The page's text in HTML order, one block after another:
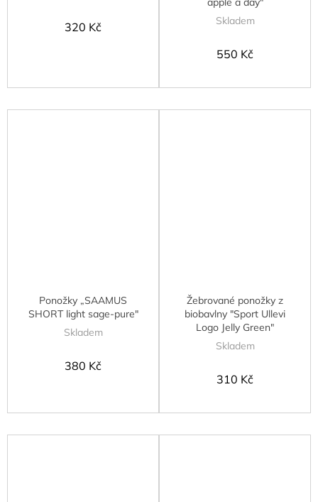
320 Kč
Skladem
550 Kč
Ponožky „SAAMUS
SHORT light sage-pure"
Skladem
380 Kč
Žebrované ponožky z
biobavlny "Sport Ullevi
Logo Jelly Green"
Skladem
310 Kč